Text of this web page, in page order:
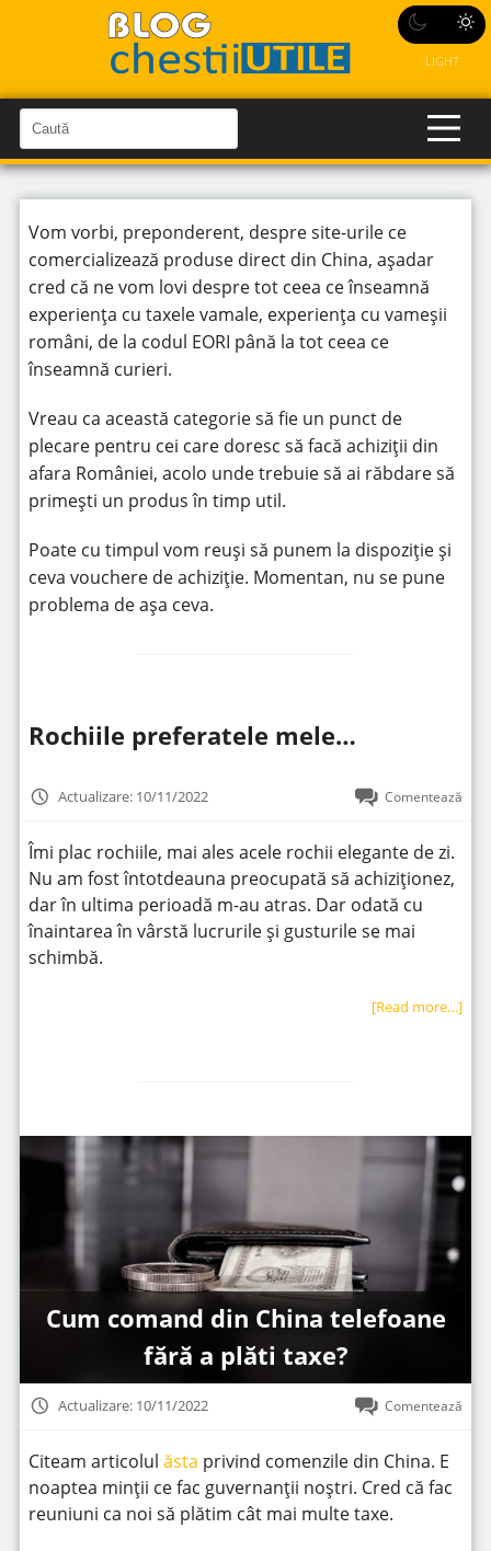
LIGHT
a
u
t
C
a
u
n
i
e
Vom vorbi, preponderent, despre site-urile ce
comercializează produse direct din China, așadar
cred că ne vom lovi despre tot ceea ce înseamnă
experiența cu taxele vamale, experiența cu vameșii
români, de la codul EORI până la tot ceea ce
înseamnă curieri.
Vreau ca această categorie să fie un punct de
plecare pentru cei care doresc să facă achiziții din
afara României, acolo unde trebuie să ai răbdare să
primești un produs în timp util.
Poate cu timpul vom reuși să punem la dispoziție și
ceva vouchere de achiziție. Momentan, nu se pune
problema de așa ceva.
Rochiile preferatele mele…
Actualizare: 10/11/2022 Comentează
Îmi plac rochiile, mai ales acele rochii elegante de zi.
Nu am fost întotdeauna preocupată să achiziționez,
dar în ultima perioadă m-au atras. Dar odată cu
înaintarea în vârstă lucrurile și gusturile se mai
schimbă.
[Read more…]
Cum comand din China telefoane
fără a plăti taxe?
Actualizare: 10/11/2022 Comentează
Citeam articolul ăsta privind comenzile din China. E
noaptea minții ce fac guvernanții noștri. Cred că fac
reuniuni ca noi să plătim cât mai multe taxe.